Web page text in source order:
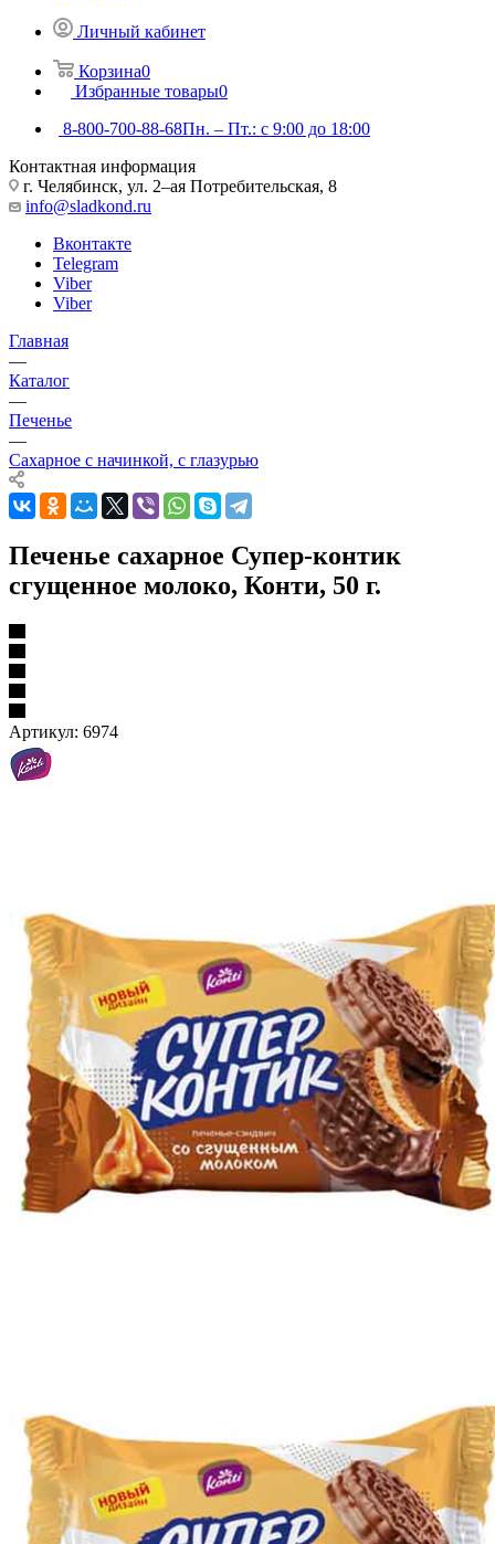
Личный кабинет
Корзина0
Избранные товары0
8-800-700-88-68Пн. – Пт.: с 9:00 до 18:00
Контактная информация
г. Челябинск, ул. 2–ая Потребительская, 8
info@sladkond.ru
Вконтакте
Telegram
Viber
Viber
Главная
—
Каталог
—
Печенье
—
Сахарное с начинкой, с глазурью
Печенье сахарное Супер-контик
сгущенное молоко, Конти, 50 г.
Артикул: 6974